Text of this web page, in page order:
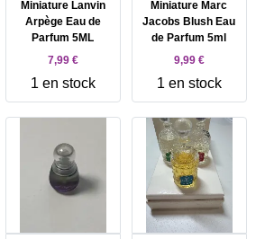
Miniature Lanvin
Arpège Eau de
Parfum 5ML
7,99 €
1 en stock
Miniature Marc
Jacobs Blush Eau
de Parfum 5ml
9,99 €
1 en stock